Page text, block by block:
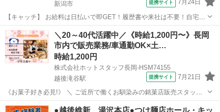
新潟市
提携サイト 7月24日
【キャッチ】 お給料は日払いで即GET！履歴書や来社は不要！自宅で
完結WEB応募！新潟市中央区周辺！ 【コメント】 製造のお仕事をお
探しにおススメ♪ 「未経験でも出来る仕事ないかな・・・」 「新しい
環境でお仕事始めるの不...
新潟 新潟市
＼20～40代活躍中／《時給1,200円〜》長岡
市内で販売業務/車通勤OK×土…
時給1,200円
株式会社ホットスタッフ長岡-HSM74155
越後滝谷駅
提携サイト 7月21日
《お菓子好き必見!》 ＼ ご近所で働くお馴染みの銘菓店販売スタッフ♪
/ ┏━━━━━━━━━━━━━━┓ お仕事内容新潟 越後滝谷駅 その他
●越後維新 湯沢本店●つけ麺店ホール・キッ